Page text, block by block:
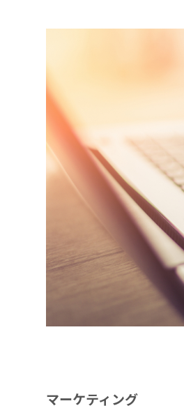
マーケティング